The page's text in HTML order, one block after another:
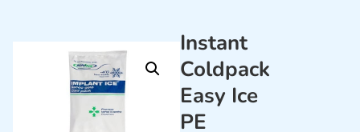
Instant
Coldpack
Easy Ice
PE